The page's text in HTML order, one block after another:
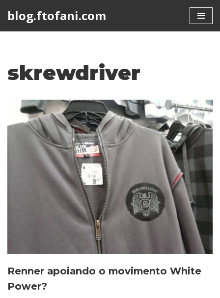
blog.ftofani.com
skrewdriver
Renner apoiando o movimento White
Power?